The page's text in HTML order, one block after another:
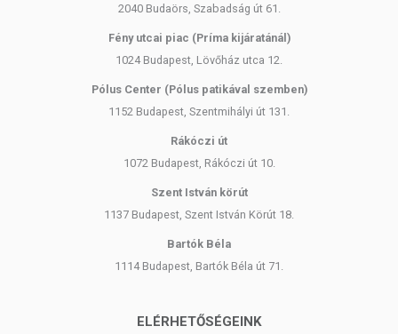
2040 Budaörs, Szabadság út 61.
Fény utcai piac (Príma kijáratánál)
1024 Budapest, Lövőház utca 12.
Pólus Center (Pólus patikával szemben)
1152 Budapest, Szentmihályi út 131.
Rákóczi út
1072 Budapest, Rákóczi út 10.
Szent István körút
1137 Budapest, Szent István Körút 18.
Bartók Béla
1114 Budapest, Bartók Béla út 71.
ELÉRHETŐSÉGEINK